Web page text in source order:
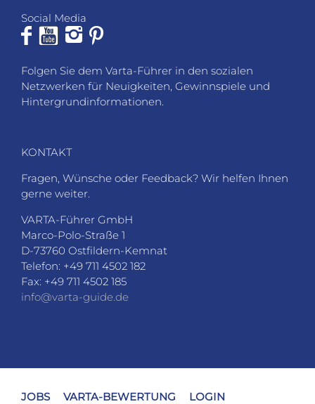
Social Media
Folgen Sie dem Varta-Führer in den sozialen
Netzwerken für Neuigkeiten, Gewinnspiele und
Hintergrundinformationen.
KONTAKT
Fragen, Wünsche oder Feedback? Wir helfen Ihnen
gerne weiter.
VARTA-Führer GmbH
Marco-Polo-Straße 1
D-73760 Ostfildern-Kemnat
Telefon: +49 711 4502 182
Fax: +49 711 4502 185
info@varta-guide.de
JOBS VARTA-BEWERTUNG LOGIN